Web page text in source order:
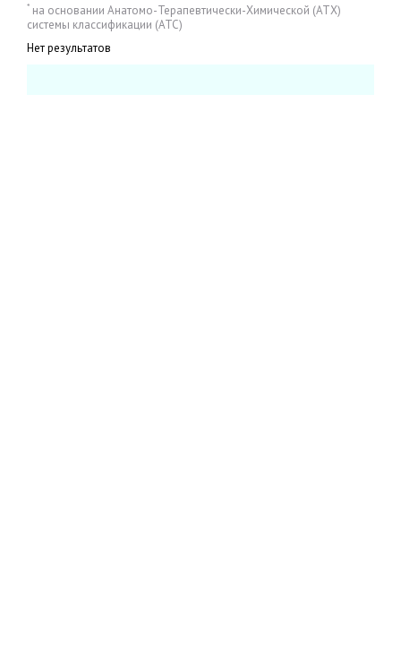
* на основании Анатомо-Терапевтически-Химической (АТХ)
системы классификации (АТС)
Нет результатов